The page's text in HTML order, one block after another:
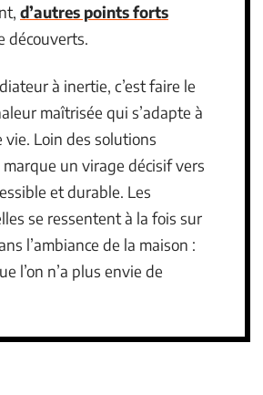
d’autres points forts
découverts.
à inertie, c’est faire le
maîtrisée qui s’adapte à
vie. Loin des solutions
un virage décisif vers
et durable. Les
se ressentent à la fois sur
l’ambiance de la maison :
l’on n’a plus envie de